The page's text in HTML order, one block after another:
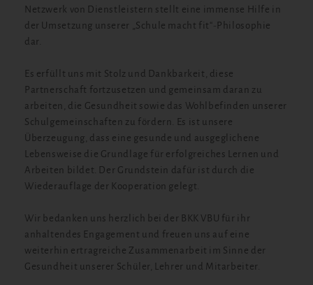
Netzwerk von Dienstleistern stellt eine immense Hilfe in
der Umsetzung unserer „Schule macht fit“-Philosophie
dar.
Es erfüllt uns mit Stolz und Dankbarkeit, diese
Partnerschaft fortzusetzen und gemeinsam daran zu
arbeiten, die Gesundheit sowie das Wohlbefinden unserer
Schulgemeinschaften zu fördern. Es ist unsere
Überzeugung, dass eine gesunde und ausgeglichene
Lebensweise die Grundlage für erfolgreiches Lernen und
Arbeiten bildet. Der Grundstein dafür ist durch die
Wiederauflage der Kooperation gelegt.
Wir bedanken uns herzlich bei der BKK VBU für ihr
anhaltendes Engagement und freuen uns auf eine
weiterhin ertragreiche Zusammenarbeit im Sinne der
Gesundheit unserer Schüler, Lehrer und Mitarbeiter.